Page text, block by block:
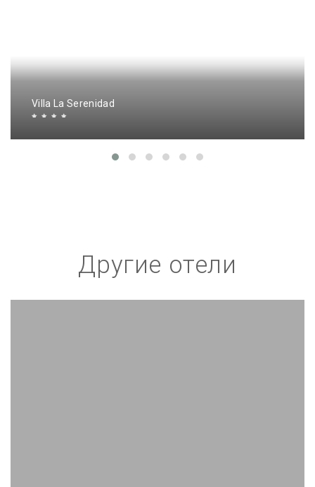
Villa La Serenidad
Другие отели